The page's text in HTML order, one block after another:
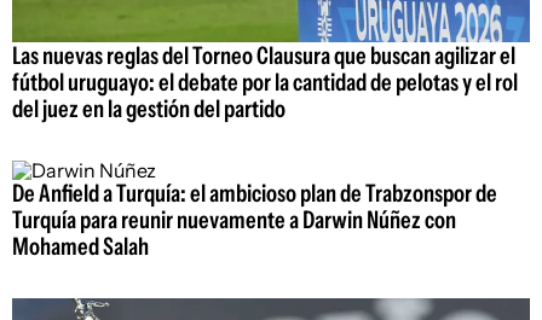
Las nuevas reglas del Torneo Clausura que buscan agilizar el
fútbol uruguayo: el debate por la cantidad de pelotas y el rol
del juez en la gestión del partido
De Anfield a Turquía: el ambicioso plan de Trabzonspor de
Turquía para reunir nuevamente a Darwin Núñez con
Mohamed Salah